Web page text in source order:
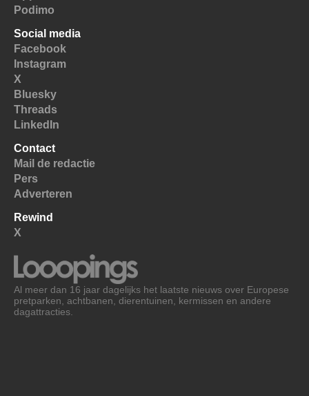
Podimo
Social media
Facebook
Instagram
X
Bluesky
Threads
LinkedIn
Contact
Mail de redactie
Pers
Adverteren
Rewind
X
Al meer dan 16 jaar dagelijks het laatste nieuws over Europese
pretparken, achtbanen, dierentuinen, kermissen en andere
dagattracties.